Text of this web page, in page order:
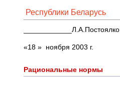
Республики Беларусь
____________Л.А.Постоялко
«18 » ноября 2003 г.
Рациональные нормы